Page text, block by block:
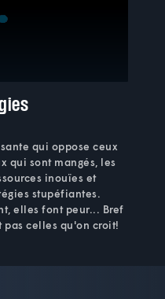
qui oppose ceux
qui sont mangés, les
inouïes et
stupéfiantes.
elles font peur... Bref
pas celles qu'on croit!